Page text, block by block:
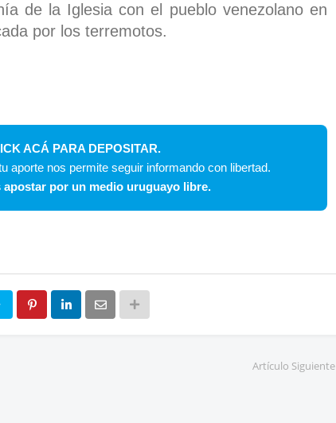
de la Iglesia con el pueblo venezolano en
por los terremotos.
ACÁ PARA DEPOSITAR.
aporte nos permite seguir informando con libertad.
apostar por un medio uruguayo libre.
Artículo Siguiente